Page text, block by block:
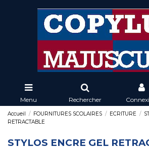
Menu Rechercher
Accueil FOURNITURES SCOLAIRES ECRITURE
RETRACTABLE
STYLOS ENCRE GEL